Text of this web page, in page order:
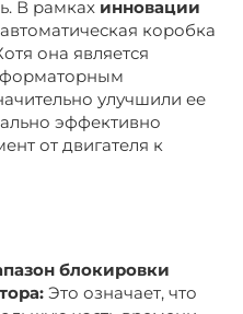
В рамках инновации
коробка
она является
улучшили ее
эффективно
от двигателя к
блокировки
Это означает, что